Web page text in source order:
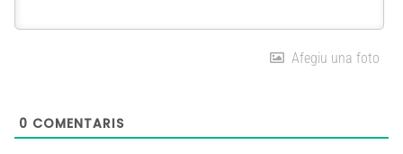
Afegiu una foto
0 COMENTARIS